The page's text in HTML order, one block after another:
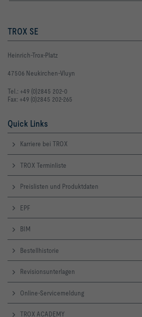
TROX SE
Heinrich-Trox-Platz
47506 Neukirchen-Vluyn
Tel.: +49 (0)2845 202-0
Fax: +49 (0)2845 202-265
Quick Links
Karriere bei TROX
TROX Terminliste
Preislisten und Produktdaten
EPF
BIM
Bestellhistorie
Revisionsunterlagen
Online-Servicemeldung
TROX ACADEMY